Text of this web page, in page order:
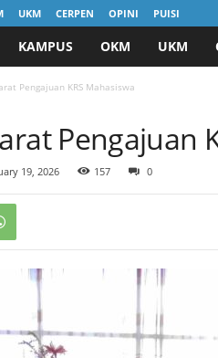
UKM CERPEN OPINI PUISI
p
a
l
m
KAMPUS OKM UKM
Pengajuan KRS Mahasiswa
Pengajuan
19, 2026 157 0